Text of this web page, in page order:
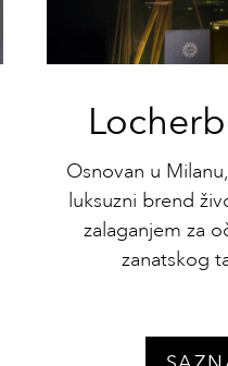
Osnovan u
luksuzni brend
zalaganjem za
zanatskog